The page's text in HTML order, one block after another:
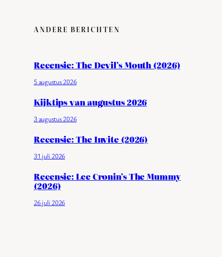
ANDERE BERICHTEN
Recensie: The Devil’s Mouth (2026)
5 augustus 2026
Kijktips van augustus 2026
3 augustus 2026
Recensie: The Invite (2026)
31 juli 2026
Recensie: Lee Cronin’s The Mummy
(2026)
26 juli 2026